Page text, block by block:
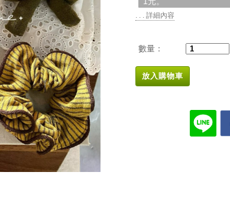
. . . 詳細內容
數量：
放入購物車